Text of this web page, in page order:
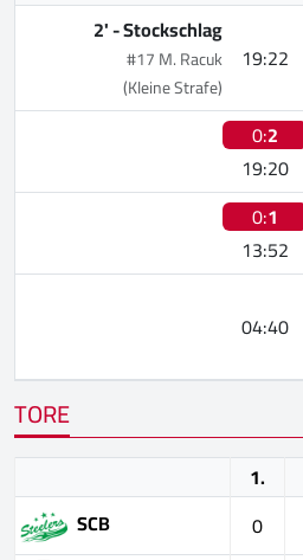
19:22
2' -Stockschlag
#17 M. Racuk
(Kleine Strafe)
0:2
19:20
0:1
13:52
04:40
TORE
1.
SCB
0